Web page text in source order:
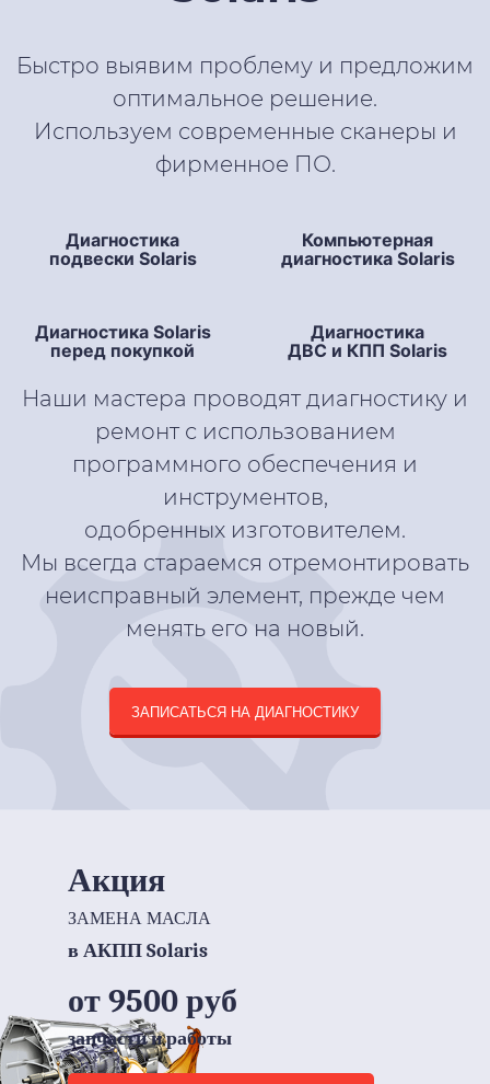
Быстро выявим проблему и предложим
оптимальное решение.
Используем современные сканеры и
фирменное ПО.
Диагностика
подвески Solaris
Компьютерная
диагностика Solaris
Диагностика Solaris
перед покупкой
Диагностика
ДВС и КПП Solaris
Наши мастера проводят диагностику и
ремонт с использованием
программного обеспечения и
инструментов,
одобренных изготовителем.
Мы всегда стараемся отремонтировать
неисправный элемент, прежде чем
менять его на новый.
ЗАПИСАТЬСЯ НА ДИАГНОСТИКУ
Акция
ЗАМЕНА МАСЛА
в АКПП Solaris
от 9500 руб
запчасти и работы